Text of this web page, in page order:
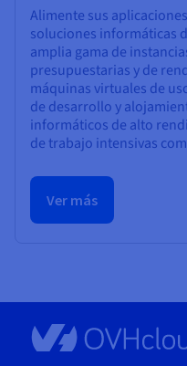
Alimente sus
soluciones informáticas
amplia gama de
presupuestarias y de
máquinas virtuales de
de desarrollo y
informáticos de alto
de trabajo intensivas
Ver más